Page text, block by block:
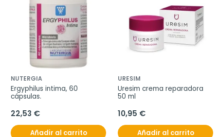
NUTERGIA
Ergyphilus intima, 60
cápsulas.
22,53 €
Añadir al carrito
URESIM
Uresim crema reparadora
50 ml
10,95 €
Añadir al carrito